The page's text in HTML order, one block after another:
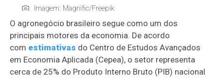
Imagem: Magnific/Freepik
O agronegócio brasileiro segue como um dos
principais motores da economia. De acordo
com estimativas do Centro de Estudos Avançados
em Economia Aplicada (Cepea), o setor representa
cerca de 25% do Produto Interno Bruto (PIB) nacional